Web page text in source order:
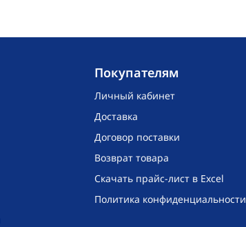
Покупателям
Личный кабинет
Доставка
Договор поставки
Возврат товара
Скачать прайс-лист в Excel
Политика конфиденциальности